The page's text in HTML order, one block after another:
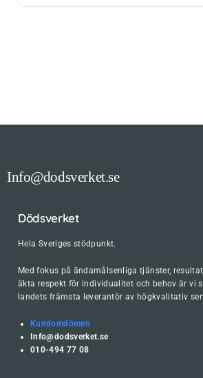
Info@dodsverket.se
Dödsverket
Hela Sveriges stödpunkt.
Med fokus på ändamålsenliga tjänster,
äkta respekt för individualitet och behov är vi
landets främsta leverantör av högkvalitativ
Kundomdömen
Info@dodsverket.se
010-494 77 08